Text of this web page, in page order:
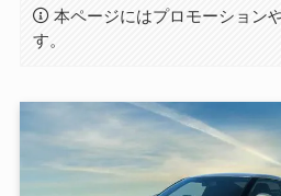
本ページにはプロモーション
す。